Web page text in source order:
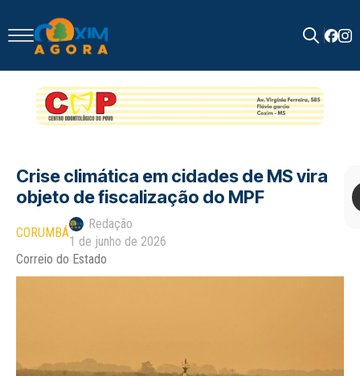
for:
Crise climática em cidades de MS vira
objeto de fiscalização do MPF
CORUMBÁ
Redação
1 de junho de 2026
Correio do Estado